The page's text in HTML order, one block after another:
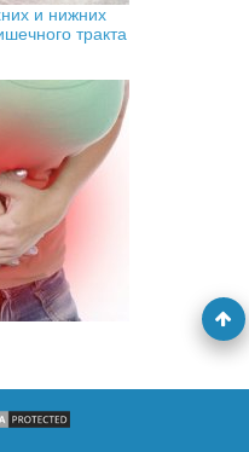
и нижних
тракта